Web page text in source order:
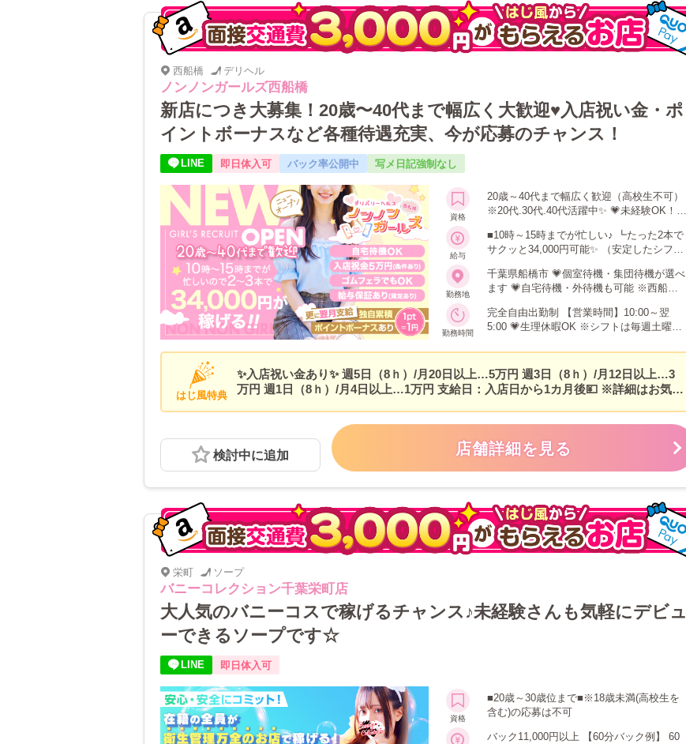
西船橋 デリヘル
ノンノンガールズ西船橋
新店につき大募集！20歳〜40代まで幅広く大歓迎♥入店祝い金・ポ
イントボーナスなど各種待遇充実、今が応募のチャンス！
LINE 即日体入可 バック率公開中 写メ日記強制なし
資格
20歳～40代まで幅広く歓迎（高校生不可）
※20代.30代.40代活躍中✨ 💗未経験OK！
トタトゥーOK 💗学業や本業との掛け持ち
OK！
給与
■10時～15時までが忙しい♪ ┗たった2本で
サクッと34,000円可能✨ （安定したシフト
す。） 💴全額日払いOK 💴各種ボーナスあ
り 💴近隣駅への出張交通費はお店が実費負
担！
勤務地
千葉県船橋市 💗個室待機・集団待機が選べ
ます 💗自宅待機・外待機も可能 ※西船橋
OK！ 💗NG地域の指定可能
勤務時間
完全自由出勤制 【営業時間】10:00～翌
5:00 💗生理休暇OK ※シフトは毎週土曜日
力となります(^^)
はじ風特典
✨入店祝い金あり✨ 週5日（8ｈ）/月20日以上…5万円 週3日（8ｈ）/月12日以上…3
万円 週1日（8ｈ）/月4日以上…1万円 支給日：入店日から1カ月後💴 ※詳細はお気軽
検討中に追加 店舗詳細を見る
栄町 ソープ
バニーコレクション千葉栄町店
大人気のバニーコスで稼げるチャンス♪未経験さんも気軽にデビュ
ーできるソープです☆
LINE 即日体入可
資格
■20歳～30歳位まで■※18歳未満(高校生を
含む)の応募は不可
バック11,000円以上 【60分バック例】 60